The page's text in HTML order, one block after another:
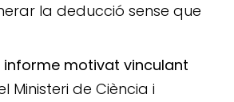
la deducció sense que
informe motivat vinculant
Ministeri de Ciència i